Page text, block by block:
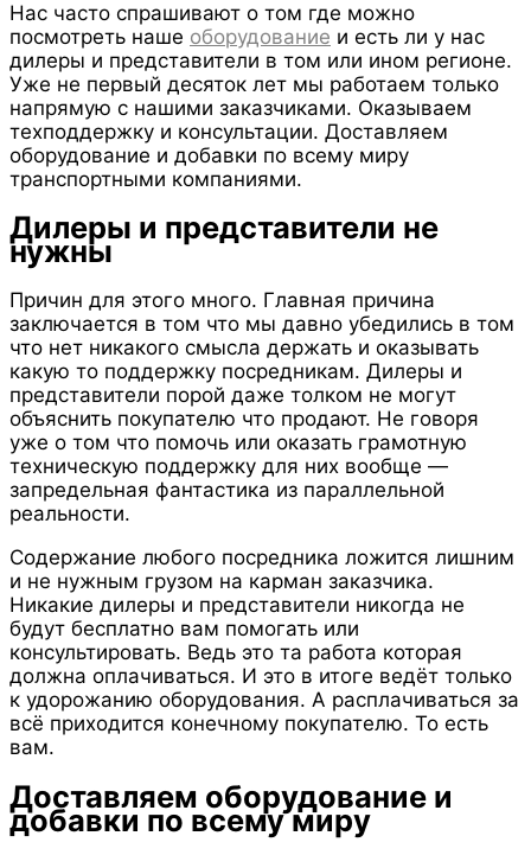
Нас часто спрашивают о том где можно
посмотреть наше оборудование и есть ли у нас
дилеры и представители в том или ином регионе.
Уже не первый десяток лет мы работаем только
напрямую с нашими заказчиками. Оказываем
техподдержку и консультации. Доставляем
оборудование и добавки по всему миру
транспортными компаниями.
Дилеры и представители не
нужны
Причин для этого много. Главная причина
заключается в том что мы давно убедились в том
что нет никакого смысла держать и оказывать
какую то поддержку посредникам. Дилеры и
представители порой даже толком не могут
объяснить покупателю что продают. Не говоря
уже о том что помочь или оказать грамотную
техническую поддержку для них вообще —
запредельная фантастика из параллельной
реальности.
Содержание любого посредника ложится лишним
и не нужным грузом на карман заказчика.
Никакие дилеры и представители никогда не
будут бесплатно вам помогать или
консультировать. Ведь это та работа которая
должна оплачиваться. И это в итоге ведёт только
к удорожанию оборудования. А расплачиваться за
всё приходится конечному покупателю. То есть
вам.
Доставляем оборудование и
добавки по всему миру